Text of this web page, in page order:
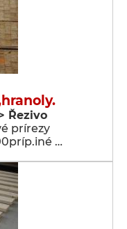
Řezivo
prírezy
…